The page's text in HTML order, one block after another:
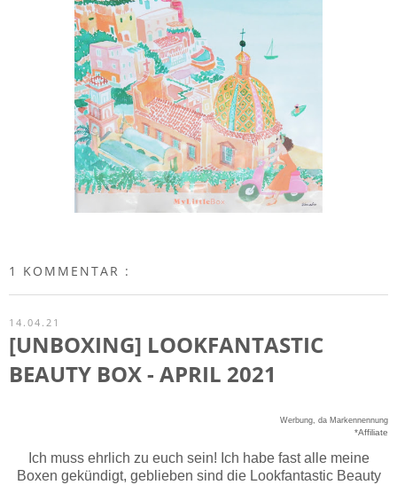
1 KOMMENTAR :
14.04.21
[UNBOXING] LOOKFANTASTIC
BEAUTY BOX - APRIL 2021
Werbung, da Markennennung
*Affiliate
Ich muss ehrlich zu euch sein! Ich habe fast alle meine
Boxen gekündigt, geblieben sind die Lookfantastic Beauty